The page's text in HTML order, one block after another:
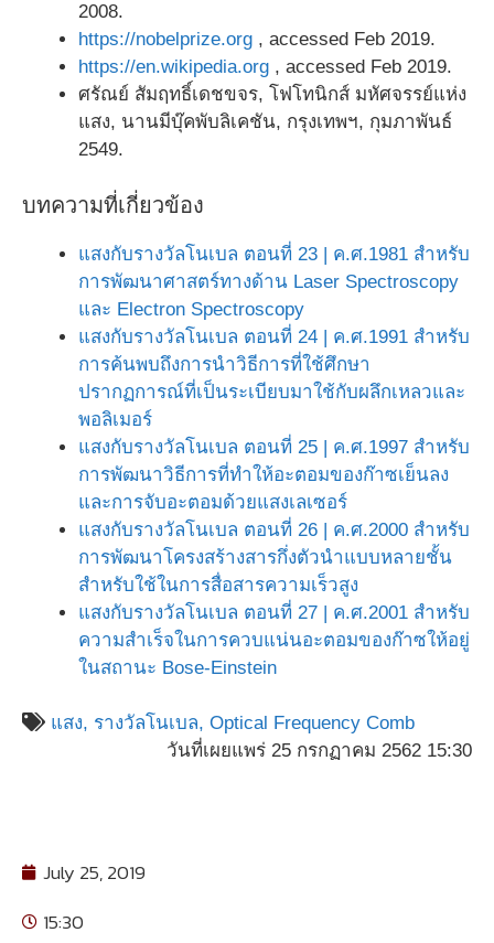
2008.
https://nobelprize.org , accessed Feb 2019.
https://en.wikipedia.org , accessed Feb 2019.
ศรัณย์ สัมฤทธิ์เดชขจร, โฟโทนิกส์ มหัศจรรย์แห่ง
แสง, นานมีบุ๊คพับลิเคชัน, กรุงเทพฯ, กุมภาพันธ์
2549.
บทความที่เกี่ยวข้อง
แสงกับรางวัลโนเบล ตอนที่ 23 | ค.ศ.1981 สำหรับ
การพัฒนาศาสตร์ทางด้าน Laser Spectroscopy
และ Electron Spectroscopy
แสงกับรางวัลโนเบล ตอนที่ 24 | ค.ศ.1991 สำหรับ
การค้นพบถึงการนำวิธีการที่ใช้ศึกษา
ปรากฏการณ์ที่เป็นระเบียบมาใช้กับผลึกเหลวและ
พอลิเมอร์
แสงกับรางวัลโนเบล ตอนที่ 25 | ค.ศ.1997 สำหรับ
การพัฒนาวิธีการที่ทำให้อะตอมของก๊าซเย็นลง
และการจับอะตอมด้วยแสงเลเซอร์
แสงกับรางวัลโนเบล ตอนที่ 26 | ค.ศ.2000 สำหรับ
การพัฒนาโครงสร้างสารกึ่งตัวนำแบบหลายชั้น
สำหรับใช้ในการสื่อสารความเร็วสูง
แสงกับรางวัลโนเบล ตอนที่ 27 | ค.ศ.2001 สำหรับ
ความสำเร็จในการควบแน่นอะตอมของก๊าซให้อยู่
ในสถานะ Bose-Einstein
แสง, รางวัลโนเบล, Optical Frequency Comb
วันที่เผยแพร่ 25 กรกฏาคม 2562 15:30
July 25, 2019
15:30